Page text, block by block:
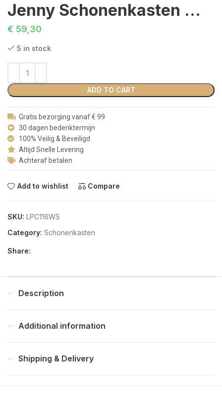
Jenny Schonenkasten Zwart,Wit
€ 59,30
5 in stock
ADD TO CART
Gratis bezorging vanaf € 99
30 dagen bedenktermijn
100% Veilig & Beveiligd
Altijd Snelle Levering
Achteraf betalen
Add to wishlist Compare
SKU: LPC116WS
Category: Schonenkasten
Share:
Description
Additional information
Shipping & Delivery